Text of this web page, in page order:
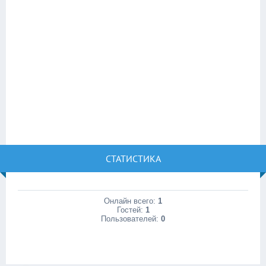
СТАТИСТИКА
Онлайн всего: 1
Гостей: 1
Пользователей: 0